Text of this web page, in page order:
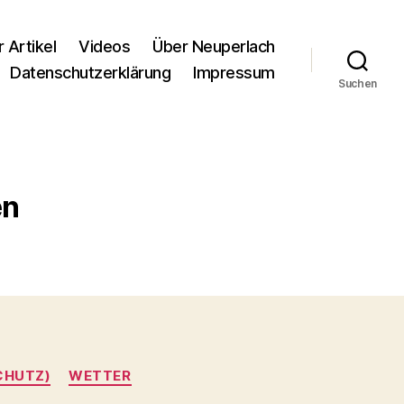
Artikel Videos
Über Neuperlach
Datenschutzerklärung Impressum
Suchen
WETTER